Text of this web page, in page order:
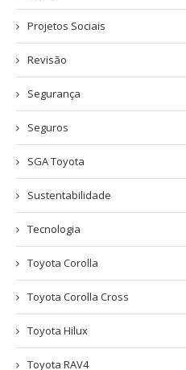
Projetos Sociais
Revisão
Segurança
Seguros
SGA Toyota
Sustentabilidade
Tecnologia
Toyota Corolla
Toyota Corolla Cross
Toyota Hilux
Toyota RAV4